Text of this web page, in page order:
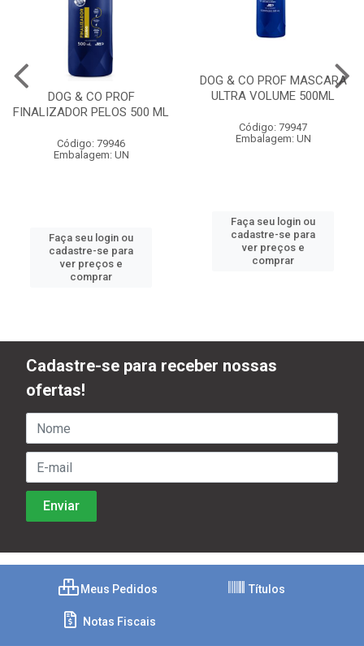
DOG & CO PROF
FINALIZADOR PELOS 500 ML
Código: 79946
Embalagem: UN
Faça seu login ou
cadastre-se para
ver preços e
comprar
DOG & CO PROF MASCARA
ULTRA VOLUME 500ML
Código: 79947
Embalagem: UN
Faça seu login ou
cadastre-se para
ver preços e
comprar
Cadastre-se para receber nossas
ofertas!
Meus Pedidos Títulos
Notas Fiscais